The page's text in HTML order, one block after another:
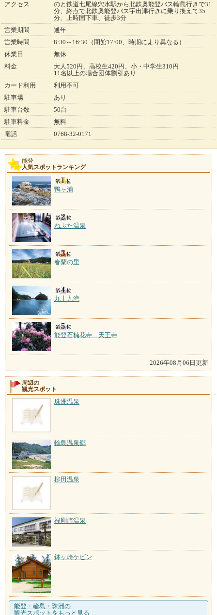
アクセス
のと鉄道七尾線穴水駅から北鉄奥能登バス輪島行きで31
分、終点で北鉄奥能登バス宇出津行きに乗り換えて35
分、上時国下車、徒歩3分
営業期間
通年
営業時間
8:30～16:30（閉館17:00、時期により異なる）
休業日
無休
料金
大人520円、高校生420円、小・中学生310円
11名以上の場合団体割引あり
カード利用
利用不可
駐車場
あり
駐車台数
50台
駐車料金
無料
電話
0768-32-0171
能登
人気スポットランキング
鴨ヶ浦
ねぶた温泉
春蘭の里
九十九湾
能登石楠花寺 天王寺
2026年08月06日更新
周辺の
観光スポット
珠洲温泉
輪島温泉郷
柳田温泉
禄剛崎温泉
鉢ヶ崎ケビン
能登・輪島・珠洲の
観光スポットをもっと見る